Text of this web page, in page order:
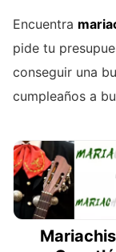
Encuentra
pide tu
conseguir una
cumpleaños a